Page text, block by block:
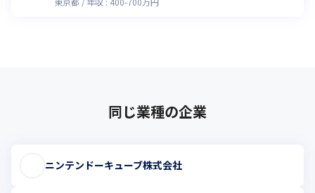
同じ業種の企業
ニンテンドーキューブ株式会社